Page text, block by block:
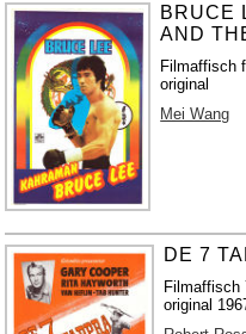
BRUCE
AND
Filmaffisch
original
Mei Wang
DE 7
Filmaffisch
original